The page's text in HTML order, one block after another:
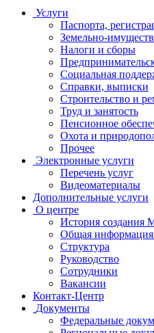
Услуги
Паспорта,
Земельно-
Налоги и сборы
Социальная
Справки, выписки
Строительство и
Труд и занятость
Пенсионное
Охота и
Прочее
Электронные услуги
Перечень услуг
Видеоматериалы
Дополнительные услуги
О центре
История
Общая
Структура
Руководство
Сотрудники
Вакансии
Контакт-Центр
Документы
Федеральные